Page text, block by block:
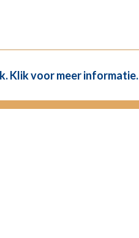
Klik voor meer informatie.